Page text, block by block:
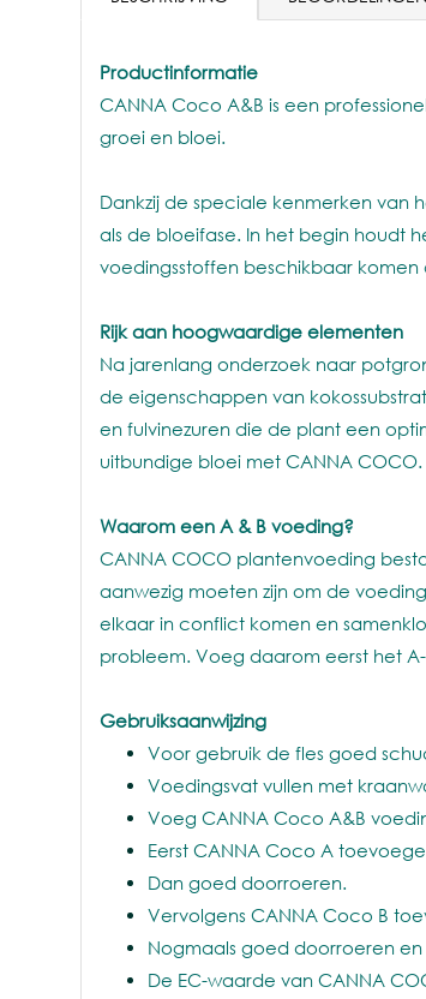
Productinformatie
CANNA Coco A&B is een
groei en bloei.
Dankzij de speciale kenmerken van
als de bloeifase. In het begin houdt
voedingsstoffen beschikbaar
Rijk aan hoogwaardige elementen
Na jarenlang onderzoek naar
de eigenschappen van
en fulvinezuren die de plant een
uitbundige bloei met CANNA COCO.
Waarom een A & B voeding?
CANNA COCO plantenvoeding
aanwezig moeten zijn om de
elkaar in conflict komen en
probleem. Voeg daarom eerst het
Gebruiksaanwijzing
Voor gebruik de fles goed
Voedingsvat vullen met
Voeg CANNA Coco A&B
Eerst CANNA Coco A
Dan goed doorroeren.
Vervolgens CANNA Coco B
Nogmaals goed doorroeren
De EC-waarde van CANNA